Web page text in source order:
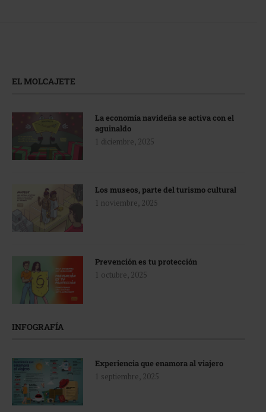
EL MOLCAJETE
La economía navideña se activa con el
aguinaldo
1 diciembre, 2025
Los museos, parte del turismo cultural
1 noviembre, 2025
Prevención es tu protección
1 octubre, 2025
INFOGRAFÍA
Experiencia que enamora al viajero
1 septiembre, 2025